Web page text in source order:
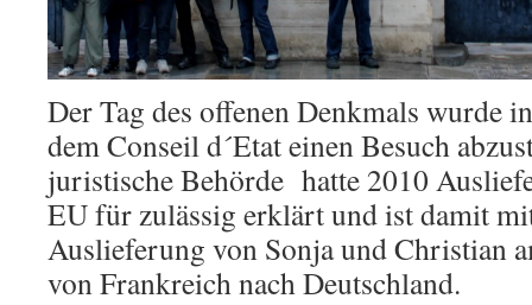
Der Tag des offenen Denkmals wurde
dem Conseil d´Etat einen Besuch
juristische Behörde hatte 2010
EU für zulässig erklärt und ist damit
Auslieferung von Sonja und Christian
von Frankreich nach Deutschland.